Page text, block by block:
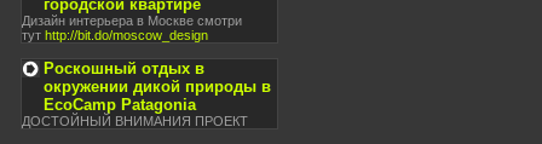
городской квартире
Дизайн интерьера в Москве смотри
тут http://bit.do/moscow_design
Роскошный отдых в
окружении дикой природы в
EcoCamp Patagonia
ДОСТОЙНЫЙ ВНИМАНИЯ ПРОЕКТ